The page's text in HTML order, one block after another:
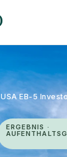
USA EB-5
ERGEBNIS ·